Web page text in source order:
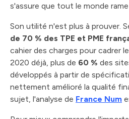
s'assure que tout le monde
Son utilité n'est plus à prouver.
de 70 % des TPE et PME
cahier des charges pour cadrer
2020 déjà, plus de 60 % des
développés à partir de
nettement amélioré la qualité
sujet, l'analyse de France Num